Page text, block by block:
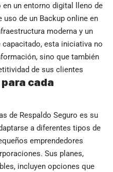
en un entorno digital lleno de
uso de un Backup online en
moderna y un
esta iniciativa no
sino que también
de sus clientes
cada
de Respaldo Seguro es su
a diferentes tipos de
emprendedores
Sus planes,
incluyen opciones que